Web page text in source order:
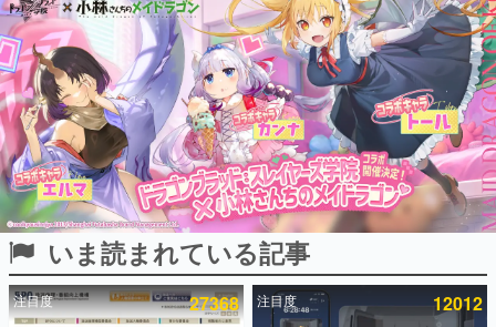
ピックアップ
電ファミのいま読まれている記事ランキング
アプリセール情報
インタビュー
連載・特集一覧
殿堂入り記事
SNS拡散数が数千以上！ ページビュー数万以上！ などな
ど。多くの人々に読まれた、電ファミ渾身の“殿堂入り”記
事をまとめました。
いま読まれている記事
注目度 27368 注目度 12012